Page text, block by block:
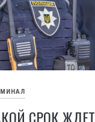
СРОК ЖДЕТ